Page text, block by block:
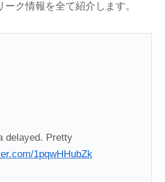
ク情報を全て紹介します。
delayed. Pretty
1pqwHHubZk